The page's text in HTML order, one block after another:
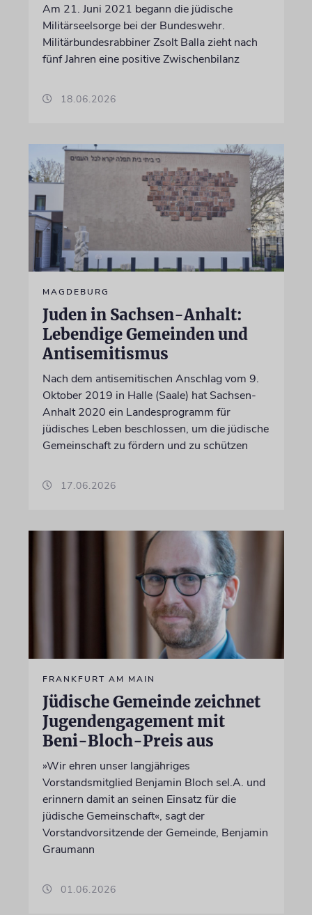
Am 21. Juni 2021 begann die jüdische
Militärseelsorge bei der Bundeswehr.
Militärbundesrabbiner Zsolt Balla zieht nach
fünf Jahren eine positive Zwischenbilanz
18.06.2026
MAGDEBURG
Juden in Sachsen-Anhalt:
Lebendige Gemeinden und
Antisemitismus
Nach dem antisemitischen Anschlag vom 9.
Oktober 2019 in Halle (Saale) hat Sachsen-
Anhalt 2020 ein Landesprogramm für
jüdisches Leben beschlossen, um die jüdische
Gemeinschaft zu fördern und zu schützen
17.06.2026
FRANKFURT AM MAIN
Jüdische Gemeinde zeichnet
Jugendengagement mit
Beni-Bloch-Preis aus
»Wir ehren unser langjähriges
Vorstandsmitglied Benjamin Bloch sel.A. und
erinnern damit an seinen Einsatz für die
jüdische Gemeinschaft«, sagt der
Vorstandvorsitzende der Gemeinde, Benjamin
Graumann
01.06.2026